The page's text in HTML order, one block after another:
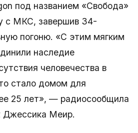
под названием «Свобода»
с МКС, завершив 34-
погоню. «С этим мягким
наследие
человечества в
стало домом для
25 лет», — радиосообщила
Джессика Меир.